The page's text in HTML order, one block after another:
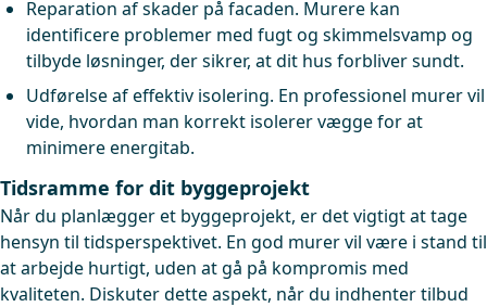
Reparation af skader på facaden. Murere kan
identificere problemer med fugt og skimmelsvamp og
tilbyde løsninger, der sikrer, at dit hus forbliver sundt.
Udførelse af effektiv isolering. En professionel murer vil
vide, hvordan man korrekt isolerer vægge for at
minimere energitab.
Tidsramme for dit byggeprojekt
Når du planlægger et byggeprojekt, er det vigtigt at tage
hensyn til tidsperspektivet. En god murer vil være i stand til
at arbejde hurtigt, uden at gå på kompromis med
kvaliteten. Diskuter dette aspekt, når du indhenter tilbud